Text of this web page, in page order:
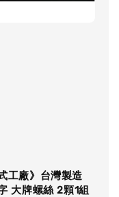
工廠》台灣製造
大牌螺絲 2顆1組